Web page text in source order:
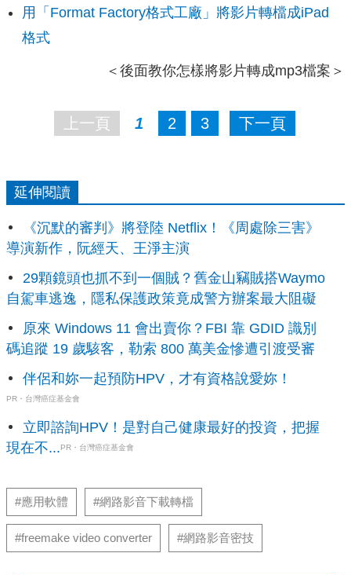
用「Format Factory格式工廠」將影片轉檔成iPad
格式
＜後面教你怎樣將影片轉成mp3檔案＞
上一頁 1 2 3 下一頁
延伸閱讀
《沉默的審判》將登陸 Netflix！《周處除三害》
導演新作，阮經天、王淨主演
29顆鏡頭也抓不到一個賊？舊金山竊賊搭Waymo
自駕車逃逸，隱私保護政策竟成警方辦案最大阻礙
原來 Windows 11 會出賣你？FBI 靠 GDID 識別
碼追蹤 19 歲駭客，勒索 800 萬美金慘遭引渡受審
伴侶和妳一起預防HPV，才有資格說愛妳！
PR・台灣癌症基金會
立即諮詢HPV！是對自己健康最好的投資，把握
現在不...PR・台灣癌症基金會
#應用軟體 #網路影音下載轉檔
#freemake video converter #網路影音密技